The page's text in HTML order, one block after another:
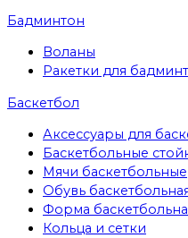
Бадминтон
Воланы
Ракетки для
Баскетбол
Аксессуары для
Баскетбольные
Мячи баскетбольные
Обувь
Форма
Кольца и сетки